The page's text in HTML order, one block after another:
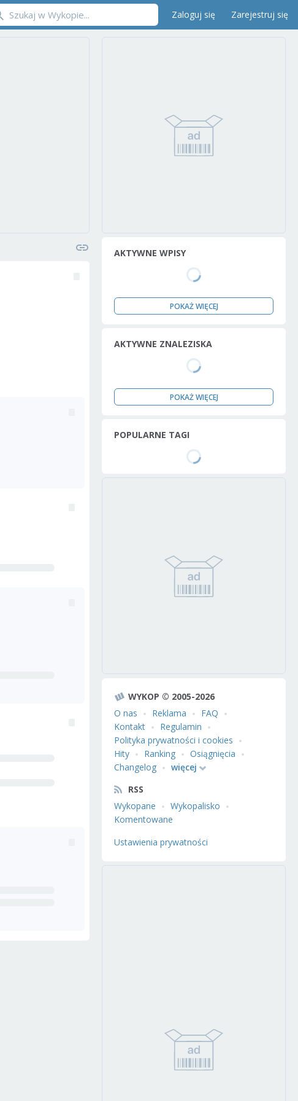
Zaloguj się Zarejestruj się
AKTYWNE WPISY
POKAŻ WIĘCEJ
AKTYWNE ZNALEZISKA
POKAŻ WIĘCEJ
POPULARNE TAGI
WYKOP © 2005-2026
O nas
Reklama
FAQ
Kontakt
Regulamin
Polityka prywatności i cookies
Hity
Ranking
Osiągnięcia
Changelog
więcej
RSS
Wykopane
Wykopalisko
Komentowane
Ustawienia prywatności